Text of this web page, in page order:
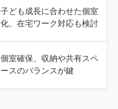
子ども成長に合わせた個室
化、在宅ワーク対応も検討
個室確保、収納や共有スペ
ースのバランスが鍵